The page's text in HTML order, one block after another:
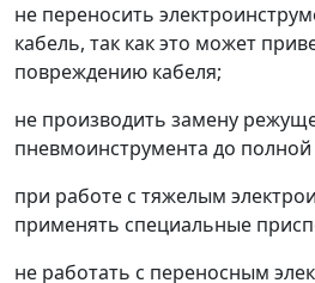
не переносить
кабель, так как это может
повреждению кабеля;
не производить замену
пневмоинструмента до полной
при работе с тяжелым
применять специальные
не работать с переносным